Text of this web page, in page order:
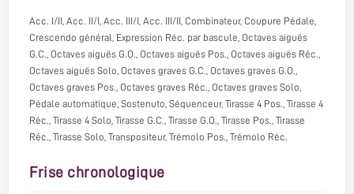
Acc. I/II, Acc. II/I, Acc. III/I, Acc. III/II, Combinateur, Coupure Pédale,
Crescendo général, Expression Réc. par bascule, Octaves aiguës
G.C., Octaves aiguës G.O., Octaves aiguës Pos., Octaves aiguës Réc.,
Octaves aiguës Solo, Octaves graves G.C., Octaves graves G.O.,
Octaves graves Pos., Octaves graves Réc., Octaves graves Solo,
Pédale automatique, Sostenuto, Séquenceur, Tirasse 4 Pos., Tirasse 4
Réc., Tirasse 4 Solo, Tirasse G.C., Tirasse G.O., Tirasse Pos., Tirasse
Réc., Tirasse Solo, Transpositeur, Trémolo Pos., Trémolo Réc.
Frise chronologique